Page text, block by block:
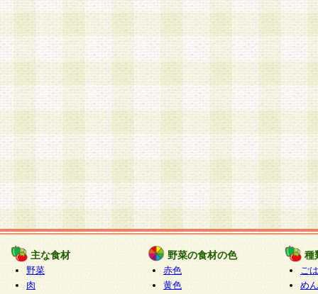
主な食材
野菜
肉
野菜の食材の色
赤色
黄色
種
ご
めん